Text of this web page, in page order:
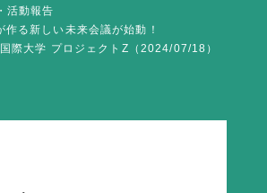
活動報告
作る新しい未来会議が始動！
際大学 プロジェクトZ（2024/07/18）